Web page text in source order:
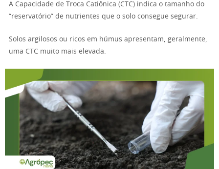
A Capacidade de Troca Catiônica (CTC) indica o tamanho do
“reservatório” de nutrientes que o solo consegue segurar.
Solos argilosos ou ricos em húmus apresentam, geralmente,
uma CTC muito mais elevada.